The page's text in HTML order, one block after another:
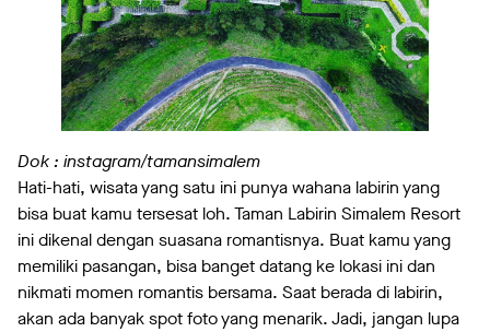
Dok : instagram/tamansimalem
Hati-hati, wisata yang satu ini punya wahana labirin yang
bisa buat kamu tersesat loh. Taman Labirin Simalem Resort
ini dikenal dengan suasana romantisnya. Buat kamu yang
memiliki pasangan, bisa banget datang ke lokasi ini dan
nikmati momen romantis bersama. Saat berada di labirin,
akan ada banyak spot foto yang menarik. Jadi, jangan lupa